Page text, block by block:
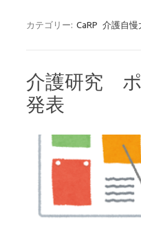
e
o
o
k
it
r
e
カテゴリー: CaRP 介護自慢
介護研究 ポ
発表